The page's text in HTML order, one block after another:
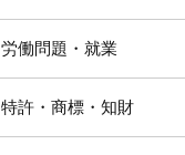
労働問題・就業
特許・商標・知財